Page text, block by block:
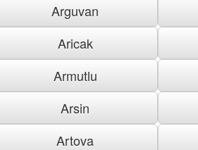
Arguvan
Aricak
Armutlu
Arsin
Artova